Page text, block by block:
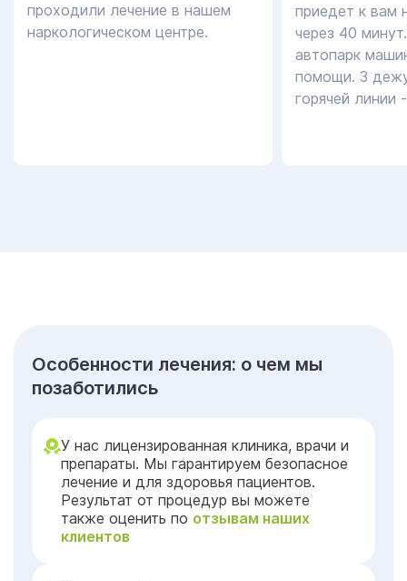
проходили лечение в нашем
наркологическом центре.
приедет к вам
через 40
автопарк
помощи. 3
горячей линии
Особенности лечения: о чем мы
позаботились
У нас лицензированная клиника, врачи и
препараты. Мы гарантируем безопасное
лечение и для здоровья пациентов.
Результат от процедур вы можете
также оценить по отзывам наших
клиентов